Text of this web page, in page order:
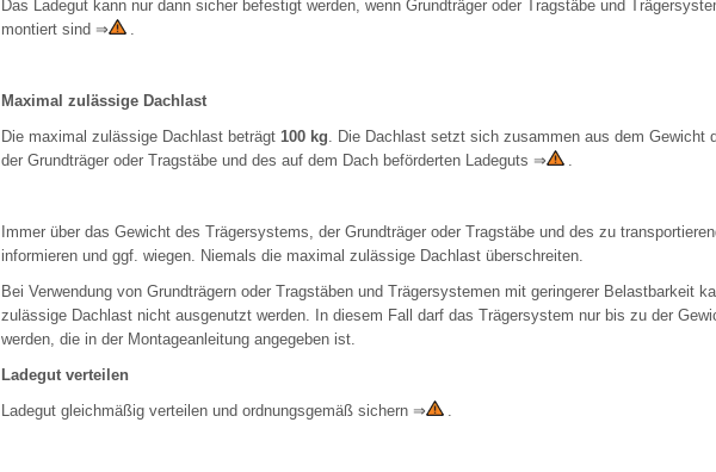
Das Ladegut kann nur dann sicher befestigt werden, wenn Grundträger oder Tragstäbe und
montiert sind ⇒ .
Maximal zulässige Dachlast
Die maximal zulässige Dachlast beträgt 100 kg. Die Dachlast setzt sich zusammen aus dem Gewicht
der Grundträger oder Tragstäbe und des auf dem Dach beförderten Ladeguts ⇒ .
Immer über das Gewicht des Trägersystems, der Grundträger oder Tragstäbe und des zu
informieren und ggf. wiegen. Niemals die maximal zulässige Dachlast überschreiten.
Bei Verwendung von Grundträgern oder Tragstäben und Trägersystemen mit geringerer Belastbarkeit
zulässige Dachlast nicht ausgenutzt werden. In diesem Fall darf das Trägersystem nur bis zu der
werden, die in der Montageanleitung angegeben ist.
Ladegut verteilen
Ladegut gleichmäßig verteilen und ordnungsgemäß sichern ⇒ .